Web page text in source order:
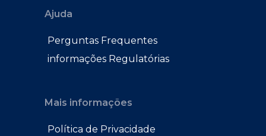
Ajuda
Perguntas Frequentes
informações Regulatórias
Mais informações
Política de Privacidade